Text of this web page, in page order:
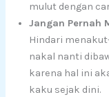
mulut dengan
Jangan Pernah
Hindari
nakal nanti
karena hal ini
kaku sejak dini.